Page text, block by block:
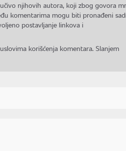
njihovih autora, koji zbog govora
komentarima mogu biti pronađeni
postavljanje linkova i
korišćenja komentara. Slanjem